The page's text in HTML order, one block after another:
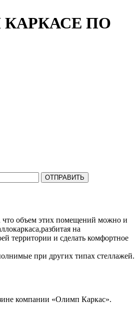
ПО
что объем этих помещений можно и
на
территории и сделать комфортное
при других типах стеллажей.
компании «Олимп Каркас».